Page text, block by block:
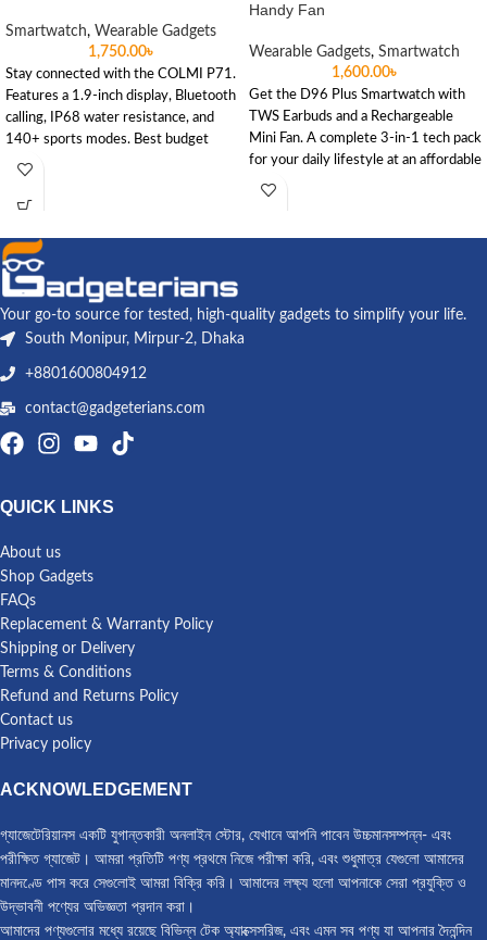
Smartwatch, Wearable Gadgets
1,750.00৳
Stay connected with the COLMI P71.
Features a 1.9-inch display, Bluetooth
calling, IP68 water resistance, and
140+ sports modes. Best budget
calling watch in BD.
Handy Fan
Wearable Gadgets, Smartwatch
1,600.00৳
Get the D96 Plus Smartwatch with
TWS Earbuds and a Rechargeable
Mini Fan. A complete 3-in-1 tech pack
for your daily lifestyle at an affordable
price in Bangladesh.
Your go-to source for tested, high-quality gadgets to simplify your life.
South Monipur, Mirpur-2, Dhaka
+8801600804912
contact@gadgeterians.com
QUICK LINKS
About us
Shop Gadgets
FAQs
Replacement & Warranty Policy
Shipping or Delivery
Terms & Conditions
Refund and Returns Policy
Contact us
Privacy policy
ACKNOWLEDGEMENT
গ্যাজেটেরিয়ানস একটি যুগান্তকারী অনলাইন স্টোর, যেখানে আপনি পাবেন উচ্চমানসম্পন্ন- এবং
পরীক্ষিত গ্যাজেট। আমরা প্রতিটি পণ্য প্রথমে নিজে পরীক্ষা করি, এবং শুধুমাত্র যেগুলো আমাদের
মানদণ্ডে পাস করে সেগুলোই আমরা বিক্রি করি। আমাদের লক্ষ্য হলো আপনাকে সেরা প্রযুক্তি ও
উদ্ভাবনী পণ্যের অভিজ্ঞতা প্রদান করা।
আমাদের পণ্যগুলোর মধ্যে রয়েছে বিভিন্ন টেক অ্যাক্সেসরিজ, এবং এমন সব পণ্য যা আপনার দৈনন্দিন